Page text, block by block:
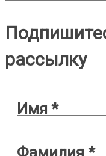
рассылку
Имя *